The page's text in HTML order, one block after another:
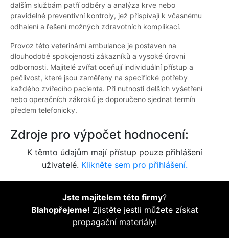
dalším službám patří odběry a analýza krve nebo
pravidelné preventivní kontroly, jež přispívají k včasnému
odhalení a řešení možných zdravotních komplikací.
Provoz této veterinární ambulance je postaven na
dlouhodobé spokojenosti zákazníků a vysoké úrovni
odbornosti. Majitelé zvířat oceňují individuální přístup a
pečlivost, které jsou zaměřeny na specifické potřeby
každého zvířecího pacienta. Při nutnosti delších vyšetření
nebo operačních zákroků je doporučeno sjednat termín
předem telefonicky.
Zdroje pro výpočet hodnocení:
K těmto údajům mají přístup pouze přihlášení
uživatelé. Klikněte sem pro přihlášení.
Jste majitelem této firmy?
Blahopřejeme! Zjistěte jestli můžete získat
propagační materiály!